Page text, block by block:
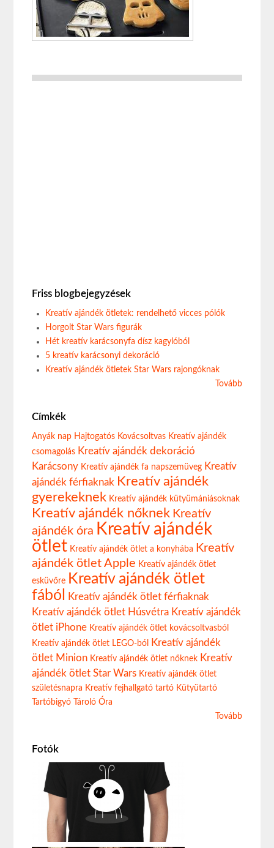
Friss blogbejegyzések
Kreatív ajándék ötletek: rendelhető vicces pólók
Horgolt Star Wars figurák
Hét kreatív karácsonyfa dísz kagylóból
5 kreatív karácsonyi dekoráció
Kreatív ajándék ötletek Star Wars rajongóknak
Tovább
Címkék
Anyák nap Hajtogatós Kovácsoltvas Kreatív ajándék
csomagolás Kreatív ajándék dekoráció
Karácsony Kreatív ajándék fa napszemüveg Kreatív
ajándék férfiaknak Kreatív ajándék
gyerekeknek Kreatív ajándék kütyümániásoknak
Kreatív ajándék nőknek Kreatív
ajándék óra Kreatív ajándék
ötlet Kreatív ajándék ötlet a konyhába Kreatív
ajándék ötlet Apple Kreatív ajándék ötlet
esküvőre Kreatív ajándék ötlet
fából
Kreatív ajándék ötlet férfiaknak
Kreatív ajándék ötlet Húsvétra Kreatív ajándék
ötlet iPhone Kreatív ajándék ötlet kovácsoltvasból
Kreatív ajándék ötlet LEGO-ból
Kreatív ajándék
ötlet Minion Kreatív ajándék ötlet nőknek Kreatív
ajándék ötlet Star Wars Kreatív ajándék ötlet
születésnapra Kreatív fejhallgató tartó Kütyütartó
Tartóbigyó
Tároló Óra
Tovább
Fotók